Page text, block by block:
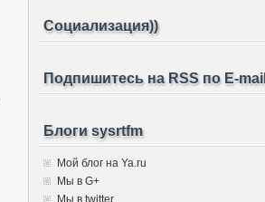
Социализация))
Подпишитесь на RSS по E-mail
Блоги sysrtfm
Мой блог на Ya.ru
Мы в G+
Мы в twitter